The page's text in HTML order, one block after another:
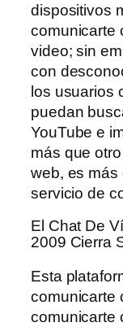
dispositivos
comunicarte
video; sin
con
los usuarios
puedan
YouTube e
más que
web, es más
servicio de
El Chat De
2009 Cierra
Esta
comunicarte
comunicarte